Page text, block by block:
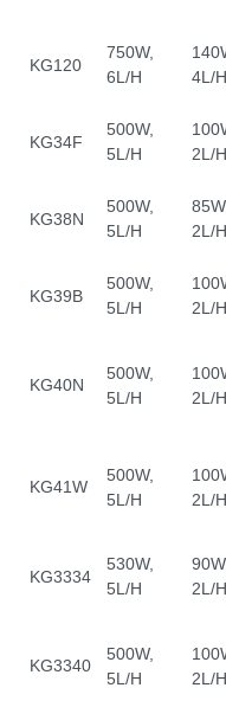
KG120
750W,
6L/H
4L/H
KG34F
500W,
5L/H
2L/H
KG38N
500W,
5L/H
2L/H
KG39B
500W,
5L/H
2L/H
KG40N
500W,
5L/H
2L/H
KG41W
500W,
5L/H
2L/H
KG3334
530W,
5L/H
2L/H
KG3340
500W,
5L/H
2L/H